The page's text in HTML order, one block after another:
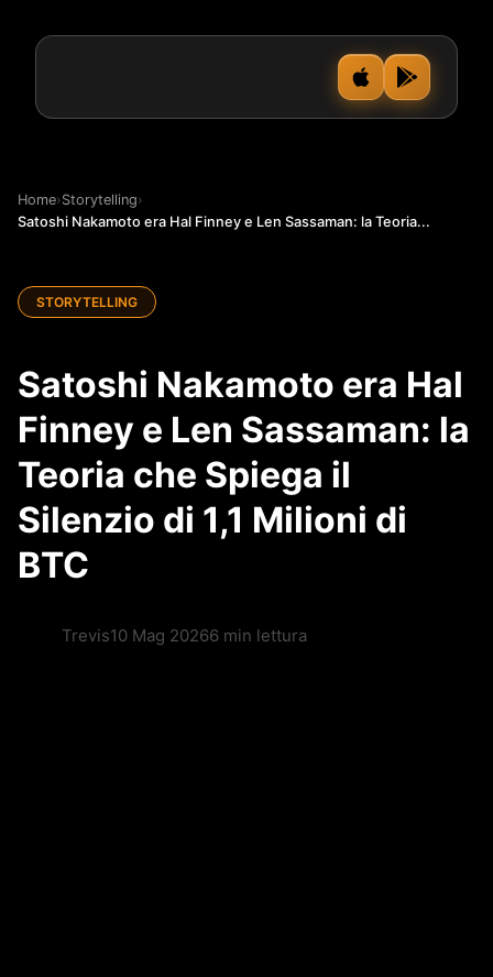
Home›Storytelling›
Satoshi Nakamoto era Hal Finney e Len Sassaman: la Teoria...
STORYTELLING
Satoshi Nakamoto era Hal
Finney e Len Sassaman: la
Teoria che Spiega il
Silenzio di 1,1 Milioni di
BTC
Trevis10 Mag 20266 min lettura